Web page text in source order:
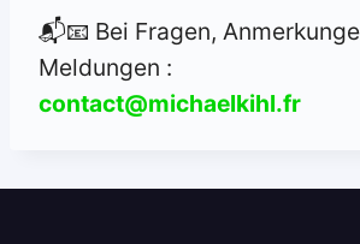
📬📧 Bei Fragen,
Meldungen :
contact@michaelkihl.fr